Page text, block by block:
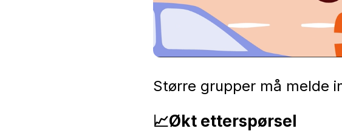
Større grupper må melde
📈Økt etterspørsel